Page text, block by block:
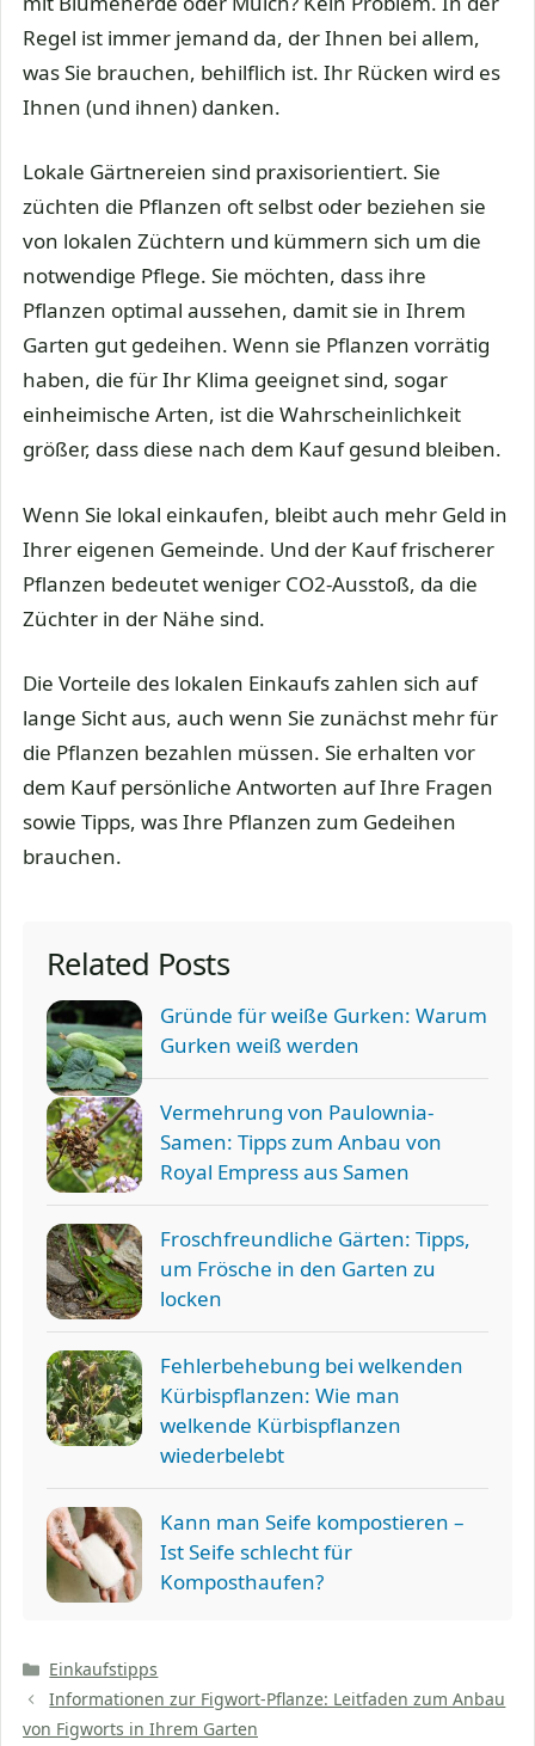
Regel ist immer jemand da, der Ihnen bei allem,
was Sie brauchen, behilflich ist. Ihr Rücken wird es
Ihnen (und ihnen) danken.
Lokale Gärtnereien sind praxisorientiert. Sie
züchten die Pflanzen oft selbst oder beziehen sie
von lokalen Züchtern und kümmern sich um die
notwendige Pflege. Sie möchten, dass ihre
Pflanzen optimal aussehen, damit sie in Ihrem
Garten gut gedeihen. Wenn sie Pflanzen vorrätig
haben, die für Ihr Klima geeignet sind, sogar
einheimische Arten, ist die Wahrscheinlichkeit
größer, dass diese nach dem Kauf gesund bleiben.
Wenn Sie lokal einkaufen, bleibt auch mehr Geld in
Ihrer eigenen Gemeinde. Und der Kauf frischerer
Pflanzen bedeutet weniger CO2-Ausstoß, da die
Züchter in der Nähe sind.
Die Vorteile des lokalen Einkaufs zahlen sich auf
lange Sicht aus, auch wenn Sie zunächst mehr für
die Pflanzen bezahlen müssen. Sie erhalten vor
dem Kauf persönliche Antworten auf Ihre Fragen
sowie Tipps, was Ihre Pflanzen zum Gedeihen
brauchen.
Related Posts
Gründe für weiße Gurken: Warum
Gurken weiß werden
Vermehrung von Paulownia-
Samen: Tipps zum Anbau von
Royal Empress aus Samen
Froschfreundliche Gärten: Tipps,
um Frösche in den Garten zu
locken
Fehlerbehebung bei welkenden
Kürbispflanzen: Wie man
welkende Kürbispflanzen
wiederbelebt
Kann man Seife kompostieren –
Ist Seife schlecht für
Komposthaufen?
Kategorien
Einkaufstipps
Informationen zur Figwort-Pflanze: Leitfaden zum Anbau
von Figworts in Ihrem Garten